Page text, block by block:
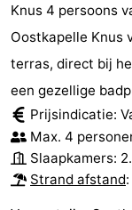
Knus 4 persoons
Oostkapelle Knus
terras, direct bij
een gezellige
Prijsindicatie:
Max. 4
Slaapkamers: 2.
Strand afstand